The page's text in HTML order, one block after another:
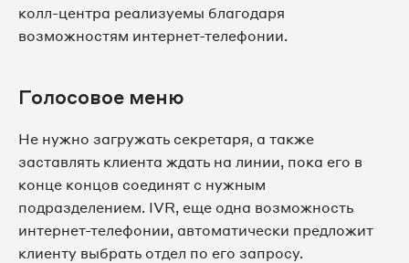
колл-центра реализуемы благодаря
возможностям интернет-телефонии.
Голосовое меню
Не нужно загружать секретаря, а также
заставлять клиента ждать на линии, пока его в
конце концов соединят с нужным
подразделением. IVR, еще одна возможность
интернет-телефонии, автоматически предложит
клиенту выбрать отдел по его запросу.